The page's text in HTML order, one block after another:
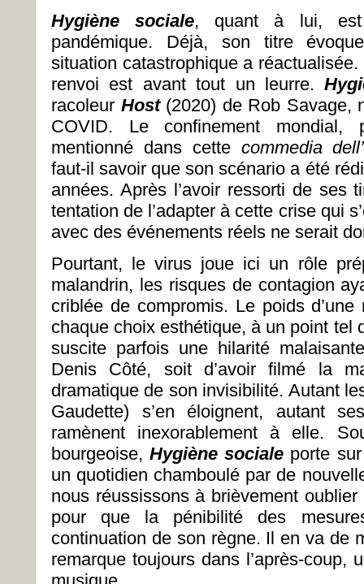
Hygiène sociale, quant à lui, est
pandémique. Déjà, son titre
situation catastrophique a
renvoi est avant tout un leurre.
racoleur Host (2020) de Rob Savage,
COVID. Le confinement mondial,
mentionné dans cette commedia
faut-il savoir que son scénario a été
années. Après l’avoir ressorti de ses
tentation de l’adapter à cette crise qui
avec des événements réels ne serait
Pourtant, le virus joue ici un rôle
malandrin, les risques de contagion
criblée de compromis. Le poids
chaque choix esthétique, à un point tel
suscite parfois une hilarité
Denis Côté, soit d’avoir filmé la
dramatique de son invisibilité. Autant
Gaudette) s’en éloignent, autant
ramènent inexorablement à elle.
bourgeoise,Hygiène sociale porte
un quotidien chamboulé par de
nous réussissons à brièvement
pour que la pénibilité des
continuation de son règne. Il en va de
remarque toujours dans l’après-coup,